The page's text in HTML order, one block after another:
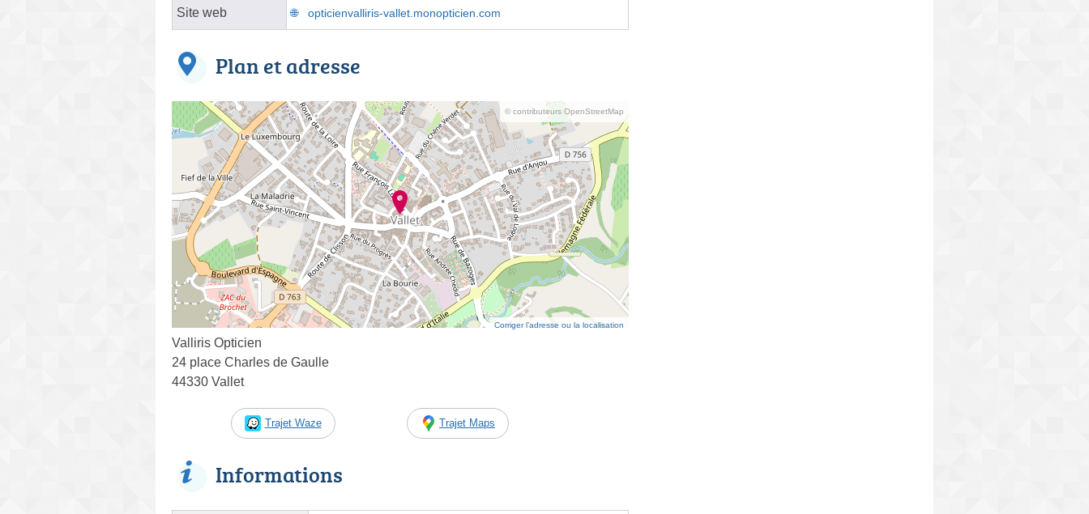
Site web opticienvalliris-vallet.monopticien.com
Plan et adresse
© contributeurs OpenStreetMap
Corriger l’adresse ou la localisation
Valliris Opticien
24 place Charles de Gaulle
44330 Vallet
Trajet Waze Trajet Maps
Informations